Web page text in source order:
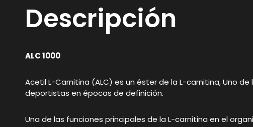
Descripción
ALC 1000
Acetil L-Carnitina (ALC) es un éster de la L-carnitina, Uno
deportistas en épocas de definición.
Una de las funciones principales de la L-carnitina en el